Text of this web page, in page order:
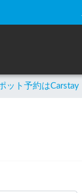
ット予約はCarstay